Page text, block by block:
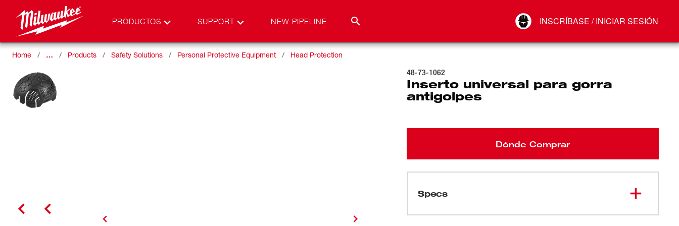
PRODUCTOS SUPPORT NEW PIPELINE INSCRÍBASE / INICIAR SESIÓN
Conectar
Home … Products Safety Solutions Personal Protective Equipment Head Protection
48-73-1062
Inserto universal para gorra
antigolpes
Dónde Comprar
Specs
Cargando